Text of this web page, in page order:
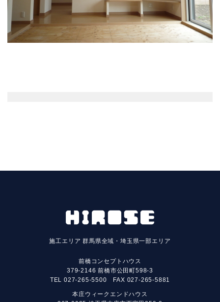
施工エリア群馬県全域・埼玉県一部エリア
前橋コンセプトハウス
379-2146 前橋市公田町598-3
TEL 027-265-5500 FAX 027-265-5881
本庄ウィークエンドハウス